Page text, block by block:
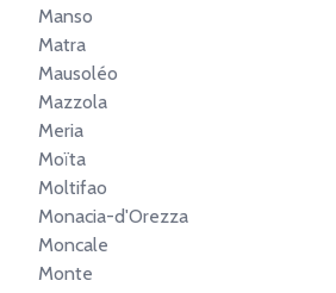
Manso
Matra
Mausoléo
Mazzola
Meria
Moïta
Moltifao
Monacia-d'Orezza
Moncale
Monte